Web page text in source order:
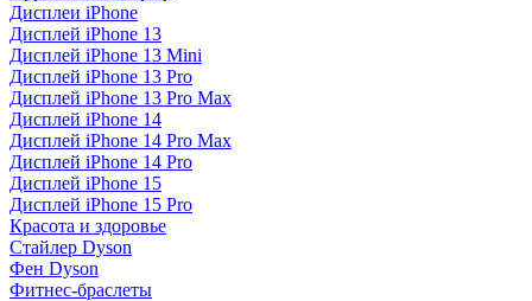
Дисплеи iPhone
Дисплей iPhone 13
Дисплей iPhone 13 Mini
Дисплей iPhone 13 Pro
Дисплей iPhone 13 Pro Max
Дисплей iPhone 14
Дисплей iPhone 14 Pro Max
Дисплей iPhone 14 Pro
Дисплей iPhone 15
Дисплей iPhone 15 Pro
Красота и здоровье
Стайлер Dyson
Фен Dyson
Фитнес-браслеты